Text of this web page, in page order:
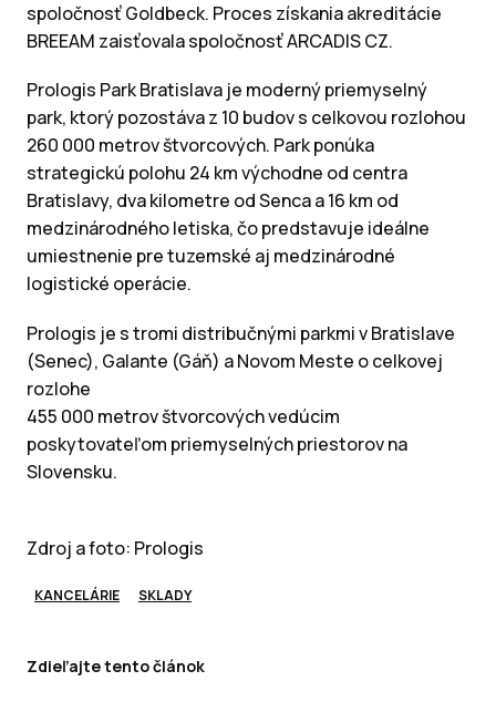
spoločnosť Goldbeck. Proces získania akreditácie
BREEAM zaisťovala spoločnosť ARCADIS CZ.
Prologis Park Bratislava je moderný priemyselný
park, ktorý pozostáva z 10 budov s celkovou rozlohou
260 000 metrov štvorcových. Park ponúka
strategickú polohu 24 km východne od centra
Bratislavy, dva kilometre od Senca a 16 km od
medzinárodného letiska, čo predstavuje ideálne
umiestnenie pre tuzemské aj medzinárodné
logistické operácie.
Prologis je s tromi distribučnými parkmi v Bratislave
(Senec), Galante (Gáň) a Novom Meste o celkovej
rozlohe
455 000 metrov štvorcových vedúcim
poskytovateľom priemyselných priestorov na
Slovensku.
Zdroj a foto: Prologis
KANCELÁRIE SKLADY
Zdieľajte tento článok